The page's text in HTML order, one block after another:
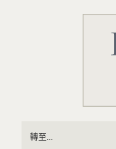
轉至...